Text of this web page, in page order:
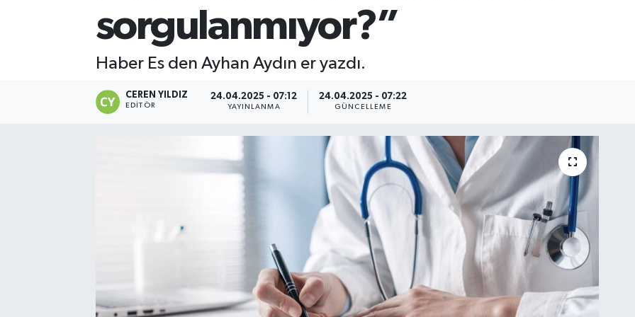
sorgulanmıyor?”
Haber Es den Ayhan Aydın er yazdı.
CEREN YILDIZ
EDITÖR
24.04.2025 - 07:12
YAYINLANMA
24.04.2025 - 07:22
GÜNCELLEME